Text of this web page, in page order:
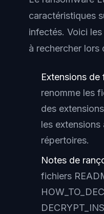
caractéristiques
infectés. Voici
à rechercher lors
Extensions de
renomme les
des
les
répertoires.
Notes de
fichiers